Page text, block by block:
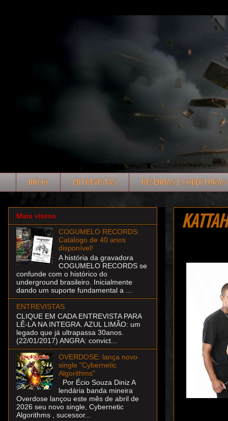
INÍCIO ENTREVISTAS RESENHAS E COBERTURAS
Mais vistos
COGUMELO RECORDS:
Catálogo de 40 anos
disponível!
A história da gravadora
COGUMELO RECORDS se
confunde com o histórico do
underground brasileiro. Inicialmente
dando um suporte fundamental a ...
ENTREVISTAS
CLIQUE EM CADA ENTREVISTA PARA
LÊ-LA NA INTEGRA. AZUL LIMÃO: um
legado que já ultrapassa 30anos.
(22/01/2017) ANGRA: convict...
OVERDOSE: lança novo
single "Cybernetic
Algorithms"
Por Écio Souza Diniz A
lendária banda mineira
Overdose lançou este mês de abril de
2026 seu novo single, Cybernetic
Algorithms , sucessor...